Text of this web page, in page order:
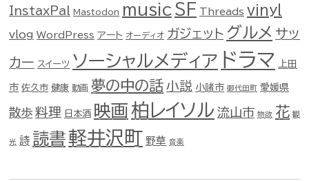
InstaxPal Mastodon music SF Threads vinyl
vlog WordPress アート オーディオ ガジェット グルメ サッ
カー スイーツ ソーシャルメディア ドラマ 上田
市 佐久市 健康 動画 夢の中の話 小説 小諸市 御代田町 愛媛県
散歩 料理 日本酒 映画 柏レイソル 流山市 物欲 花 観
光 詩 読書軽井沢町 野草 音楽